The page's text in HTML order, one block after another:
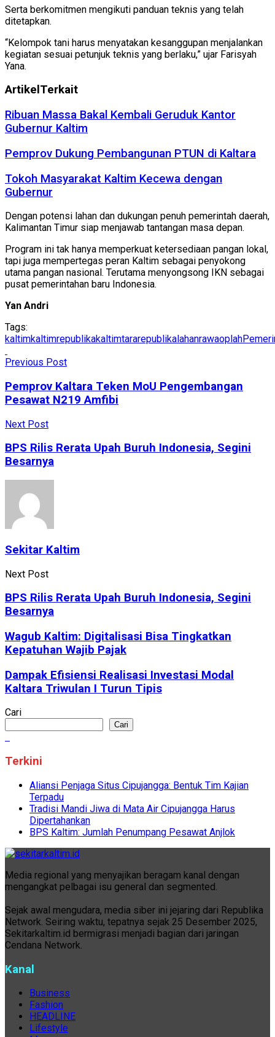
Serta berkomitmen mengikuti panduan teknis yang telah
ditetapkan.
“Kelompok tani harus menyatakan kesanggupan menjalankan
kegiatan sesuai petunjuk teknis yang berlaku,” ujar Farisyah
Yana.
Artikel Terkait
Ribuan Massa Bakal Kembali Geruduk Kantor
Gubernur Kaltim
Pemprov Dukung Pembangunan PTUN di Kaltara
Tokoh Masyarakat Kaltim Kecewa dengan
Gubernur
Dengan potensi lahan dan dukungan penuh pemerintah daerah,
Kalimantan Timur siap menjawab tantangan masa depan.
Program ini tak hanya memperkuat ketersediaan pangan lokal,
tapi juga mempertegas peran Kaltim sebagai penyokong
utama pangan nasional. Terutama menyongsong IKN sebagai
pusat pemerintahan baru Indonesia.
Yan Andri
Tags:
kaltimkaltimrepublikakaltimtararepublika lahanrawaoplah
Previous Post
Pemprov Kaltara Teken MoU Pengembangan
Pesawat N219 Amfibi
Next Post
BPS Rilis Rerata Upah Buruh Indonesia, Segini
Besarnya
Sekitar Kaltim
Next Post
BPS Rilis Rerata Upah Buruh Indonesia, Segini
Besarnya
Wagub Kaltim: Digitalisasi Bisa Tingkatkan
Kepatuhan Wajib Pajak
Dampak Efisiensi Realisasi Investasi Modal
Kaltara Triwulan I Turun Tipis
Cari
Cari
Terkini
Aliansi Penjaga Situs Cipujangga: Bentuk Tim Kajian
Terpadu
Tradisi Mandi Jiwa di Mata Air Cipujangga Harus
Dipertahankan
BPS Kaltim: Jumlah Penumpang Pesawat Anjlok
Media regional yang menyajikan beragam kanal dengan
mengangkat pelbagai isu general dan segmented.
Sejak awal mengudara, media siber ini jejaring dari Republika
Network. Seiring waktu, tepatnya sejak 25 Desember 2025,
Sekitarkaltim.id bermigrasi menjadi bagian dari jaringan
Cendana Network.
Kanal
Business
Fashion
HEADLINE
Lifestyle